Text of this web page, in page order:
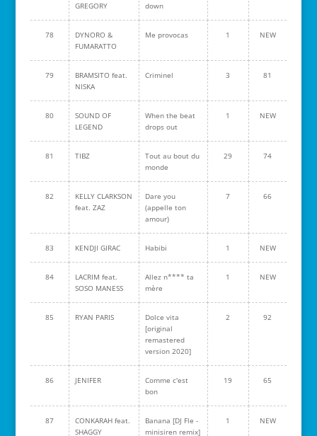
GREGORY
down
78
DYNORO &
FUMARATTO
Me provocas 1 NEW
79
BRAMSITO feat.
NISKA
Criminel 3 81
80
SOUND OF
LEGEND
When the beat
drops out
1 NEW
81 TIBZ
Tout au bout du
monde
29 74
82
KELLY CLARKSON
feat. ZAZ
Dare you
(appelle ton
amour)
7 66
83 KENDJI GIRAC Habibi 1 NEW
84
LACRIM feat.
SOSO MANESS
Allez n**** ta
mère
1 NEW
85 RYAN PARIS
Dolce vita
[original
remastered
version 2020]
2 92
86 JENIFER
Comme c'est
bon
19 65
87
CONKARAH feat.
SHAGGY
Banana [DJ Fle -
minisiren remix]
1 NEW